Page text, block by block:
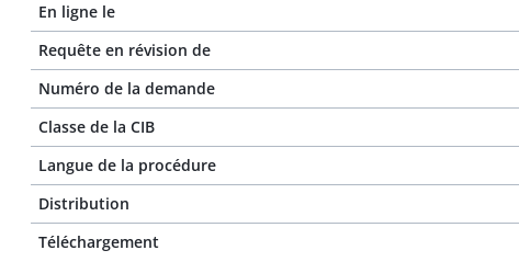
En ligne le
Requête en révision de
Numéro de la demande
Classe de la CIB
Langue de la procédure
Distribution
Téléchargement